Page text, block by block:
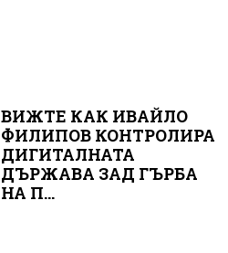
ВИЖТЕ КАК ИВАЙЛО
ФИЛИПОВ КОНТРОЛИРА
ДИГИТАЛНАТА
ДЪРЖАВА ЗАД ГЪРБА
НА П...